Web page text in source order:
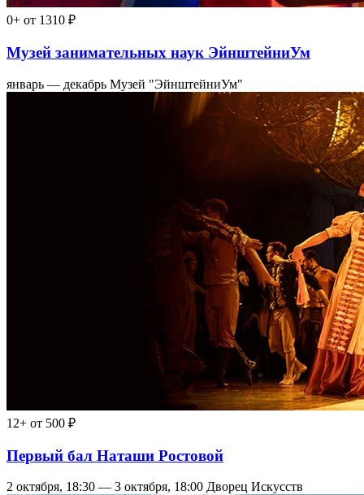
0+ от 1310 ₽
Музей занимательных наук ЭйнштейниУм
январь — декабрь Музей "ЭйнштейниУм"
12+ от 500 ₽
Первый бал Наташи Ростовой
2 октября, 18:30 — 3 октября, 18:00 Дворец Искусств